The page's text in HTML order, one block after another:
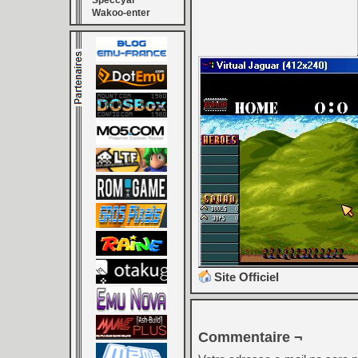
Wakoo-enter
Site Officiel
Commentaire ¬